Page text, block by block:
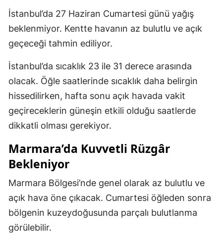
İstanbul’da 27 Haziran Cumartesi günü yağış
beklenmiyor. Kentte havanın az bulutlu ve açık
geçeceği tahmin ediliyor.
İstanbul’da sıcaklık 23 ile 31 derece arasında
olacak. Öğle saatlerinde sıcaklık daha belirgin
hissedilirken, hafta sonu açık havada vakit
geçireceklerin güneşin etkili olduğu saatlerde
dikkatli olması gerekiyor.
Marmara’da Kuvvetli Rüzgâr
Bekleniyor
Marmara Bölgesi’nde genel olarak az bulutlu ve
açık hava öne çıkacak. Cumartesi öğleden sonra
bölgenin kuzeydoğusunda parçalı bulutlanma
görülebilir.